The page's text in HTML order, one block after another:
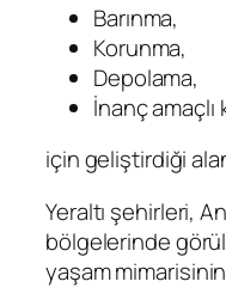
Barınma,
Korunma,
Depolama,
İnanç amaçlı
için geliştirdiği
Yeraltı şehirleri,
bölgelerinde
yaşam